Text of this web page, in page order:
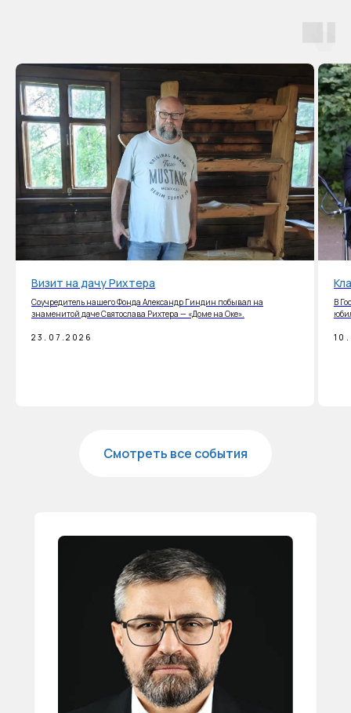
Визит на дачу Рихтера
Соучредитель нашего Фонда Александр Гиндин побывал на
знаменитой даче Святослава Рихтера — «Доме на Оке».
23.07.2026
В
Смотреть все события